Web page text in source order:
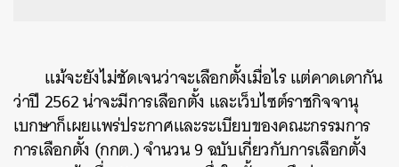
แม้จะยังไม่ชัดเจนว่าจะเลือกตั้งเมื่อไร แต่คาดเดากัน
ว่าปี 2562 น่าจะมีการเลือกตั้ง และเว็บไซต์ราชกิจจานุ
เบกษาก็เผยแพร่ประกาศและระเบียบของคณะกรรมการ
การเลือกตั้ง (กกต.) จำนวน 9 ฉบับเกี่ยวกับการเลือกตั้ง